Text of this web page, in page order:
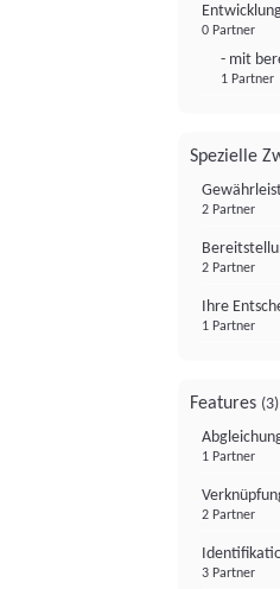
0 Partner
- mit
1 Partner
Spezielle
2 Partner
2 Partner
Ihre
1 Partner
Features (3)
1 Partner
2 Partner
3 Partner